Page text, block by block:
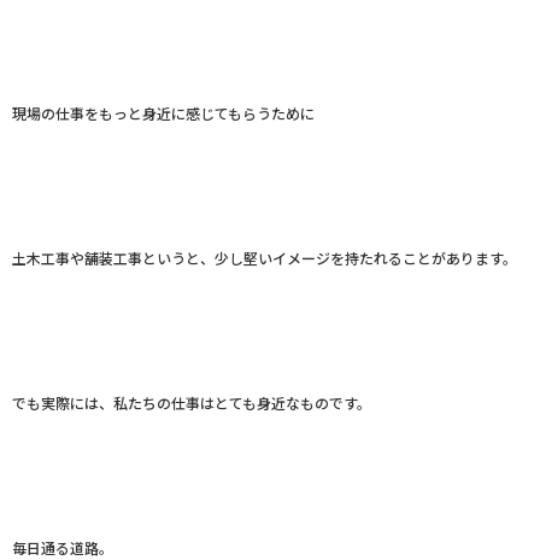
現場の仕事をもっと身近に感じてもらうために
土木工事や舗装工事というと、少し堅いイメージを持たれることがあります。
でも実際には、私たちの仕事はとても身近なものです。
毎日通る道路。